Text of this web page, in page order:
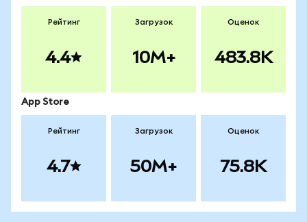
Рейтинг
4.4
Загрузок
10M+
Оценок
483.8K
App Store
Рейтинг
4.7
Загрузок
50M+
Оценок
75.8K